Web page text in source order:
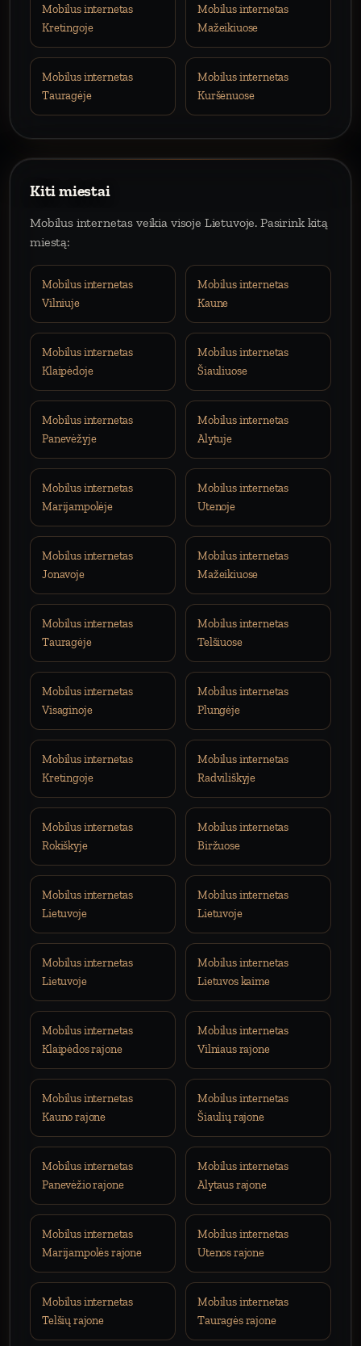
Mobilus internetas
Kretingoje
Mobilus internetas
Mažeikiuose
Mobilus internetas
Tauragėje
Mobilus internetas
Kuršėnuose
Kiti miestai
Mobilus internetas veikia visoje Lietuvoje. Pasirink kitą
miestą:
Mobilus internetas
Vilniuje
Mobilus internetas
Kaune
Mobilus internetas
Klaipėdoje
Mobilus internetas
Šiauliuose
Mobilus internetas
Panevėžyje
Mobilus internetas
Alytuje
Mobilus internetas
Marijampolėje
Mobilus internetas
Utenoje
Mobilus internetas
Jonavoje
Mobilus internetas
Mažeikiuose
Mobilus internetas
Tauragėje
Mobilus internetas
Telšiuose
Mobilus internetas
Visaginoje
Mobilus internetas
Plungėje
Mobilus internetas
Kretingoje
Mobilus internetas
Radviliškyje
Mobilus internetas
Rokiškyje
Mobilus internetas
Biržuose
Mobilus internetas
Lietuvoje
Mobilus internetas
Lietuvoje
Mobilus internetas
Lietuvoje
Mobilus internetas
Lietuvos kaime
Mobilus internetas
Klaipėdos rajone
Mobilus internetas
Vilniaus rajone
Mobilus internetas
Kauno rajone
Mobilus internetas
Šiaulių rajone
Mobilus internetas
Panevėžio rajone
Mobilus internetas
Alytaus rajone
Mobilus internetas
Marijampolės rajone
Mobilus internetas
Utenos rajone
Mobilus internetas
Telšių rajone
Mobilus internetas
Tauragės rajone